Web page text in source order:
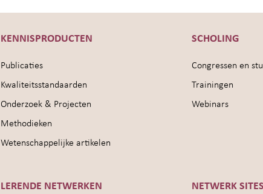
KENNISPRODUCTEN
Publicaties
Kwaliteitsstandaarden
Onderzoek & Projecten
Methodieken
Wetenschappelijke artikelen
SCHOLING
Congressen en
Trainingen
Webinars
LERENDE NETWERKEN NETWERK SITES